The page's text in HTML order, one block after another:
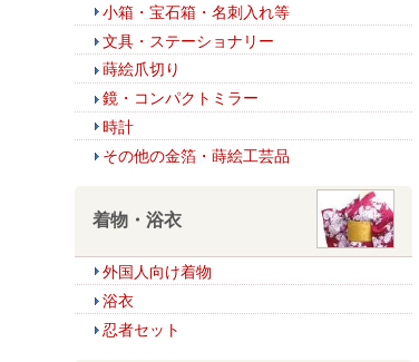
小箱・宝石箱・名刺入れ等
文具・ステーショナリー
蒔絵爪切り
鏡・コンパクトミラー
時計
その他の金箔・蒔絵工芸品
着物・浴衣
外国人向け着物
浴衣
忍者セット